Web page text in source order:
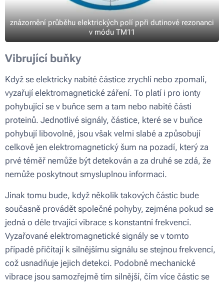
znázornění průběhu elektrických polí ppři dutinové rezonanci
v módu TM11
Vibrující buňky
Když se elektricky nabité částice zrychlí nebo zpomalí,
vyzařují elektromagnetické záření. To platí i pro ionty
pohybující se v buňce sem a tam nebo nabité části
proteinů. Jednotlivé signály, částice, které se v buňce
pohybují libovolně, jsou však velmi slabé a způsobují
celkově jen elektromagnetický šum na pozadí, který za
prvé téměř nemůže být detekován a za druhé se zdá, že
nemůže poskytnout smysluplnou informaci.
Jinak tomu bude, když několik takových částic bude
současně provádět společné pohyby, zejména pokud se
jedná o déle trvající vibrace s konstantní frekvencí.
Vyzařované elektromagnetické signály se v tomto
případě přičítají k silnějšímu signálu se stejnou frekvencí,
což usnadňuje jejich detekci. Podobně mechanické
vibrace jsou samozřejmě tím silnější, čím více částic se